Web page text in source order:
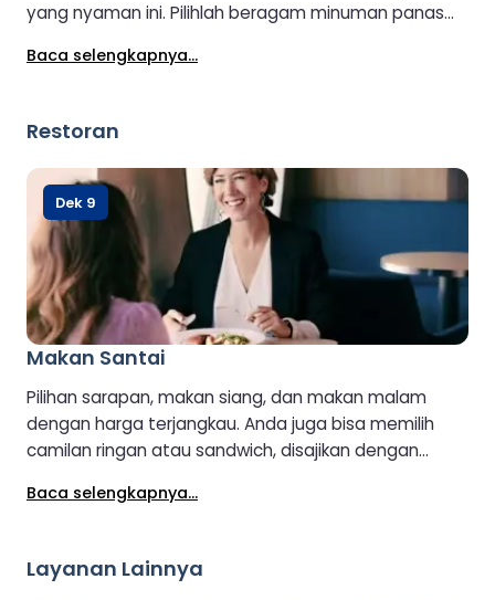
yang nyaman ini. Pilihlah beragam minuman panas
tempat duduk yang menawarkan pemandangan
biji kopi, dan bilik swafoto memungkinkan Anda
mengabadikan dan berbagi momen-momen tak
terlupakan dari perjalanan Anda.
Baca selengkapnya...
Restoran
Makan Santai
Pilihan sarapan, makan siang, dan makan malam
dengan harga terjangkau. Anda juga bisa memilih
camilan ringan atau sandwich, disajikan dengan
atau non-alkohol.
Baca selengkapnya...
Dek 9
Layanan Lainnya